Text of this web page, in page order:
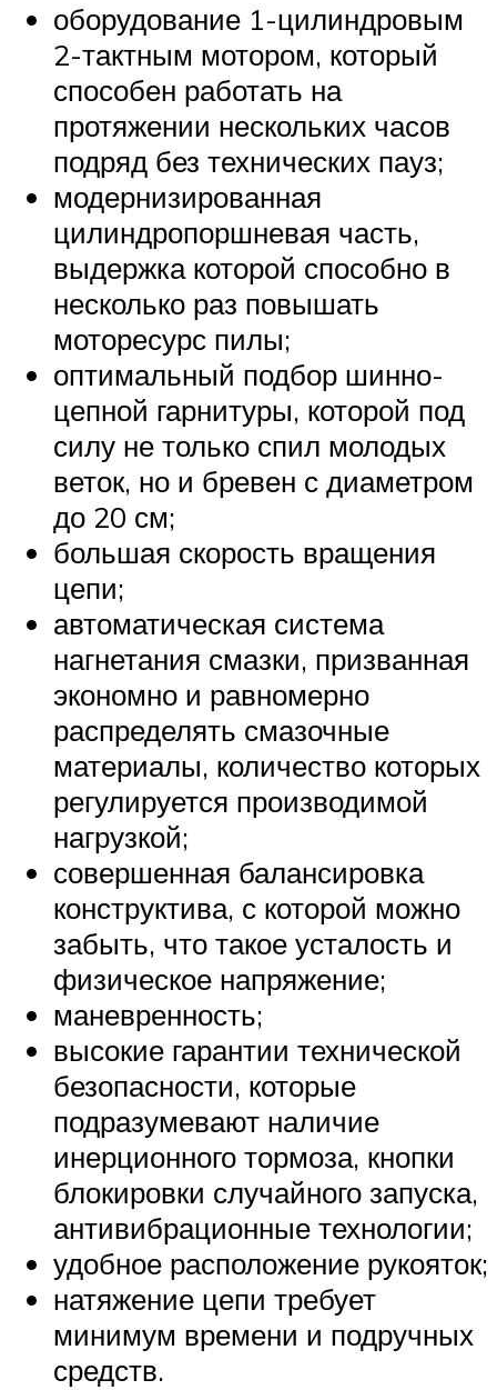
оборудование 1-цилиндровым
2-тактным мотором, который
способен работать на
протяжении нескольких часов
подряд без технических пауз;
модернизированная
цилиндропоршневая часть,
выдержка которой способно в
несколько раз повышать
моторесурс пилы;
оптимальный подбор шинно-
цепной гарнитуры, которой под
силу не только спил молодых
веток, но и бревен с диаметром
до 20 см;
большая скорость вращения
цепи;
автоматическая система
нагнетания смазки, призванная
экономно и равномерно
распределять смазочные
материалы, количество которых
регулируется производимой
нагрузкой;
совершенная балансировка
конструктива, с которой можно
забыть, что такое усталость и
физическое напряжение;
маневренность;
высокие гарантии технической
безопасности, которые
подразумевают наличие
инерционного тормоза, кнопки
блокировки случайного запуска,
антивибрационные технологии;
удобное расположение рукояток;
натяжение цепи требует
минимум времени и подручных
средств.